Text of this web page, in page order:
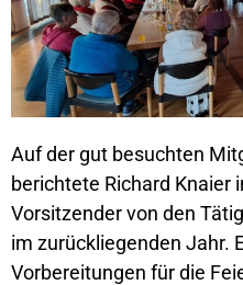
Auf der gut besuchten
berichtete Richard Knaier
Vorsitzender von den
im zurückliegenden Jahr.
Vorbereitungen für die